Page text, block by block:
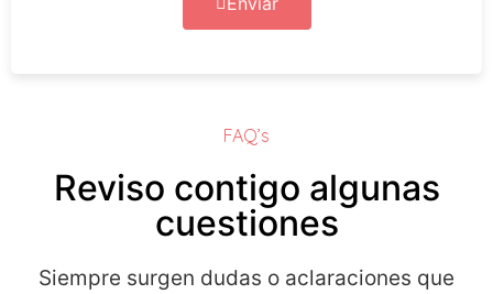
FAQ’s
Reviso contigo algunas
cuestiones
Siempre surgen dudas o aclaraciones que